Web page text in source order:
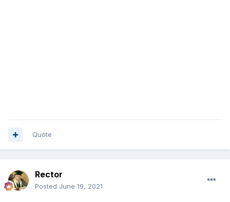
Quote
Rector
Posted June 19, 2021